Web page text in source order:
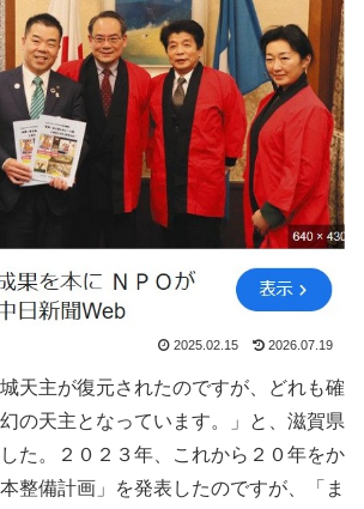
2025.02.15 2026.07.19
城天主が復元されたのですが、どれも確
の天主となっています。」と、滋賀県
た。２０２３年、これから２０年をか
整備計画」を発表したのですが、「ま